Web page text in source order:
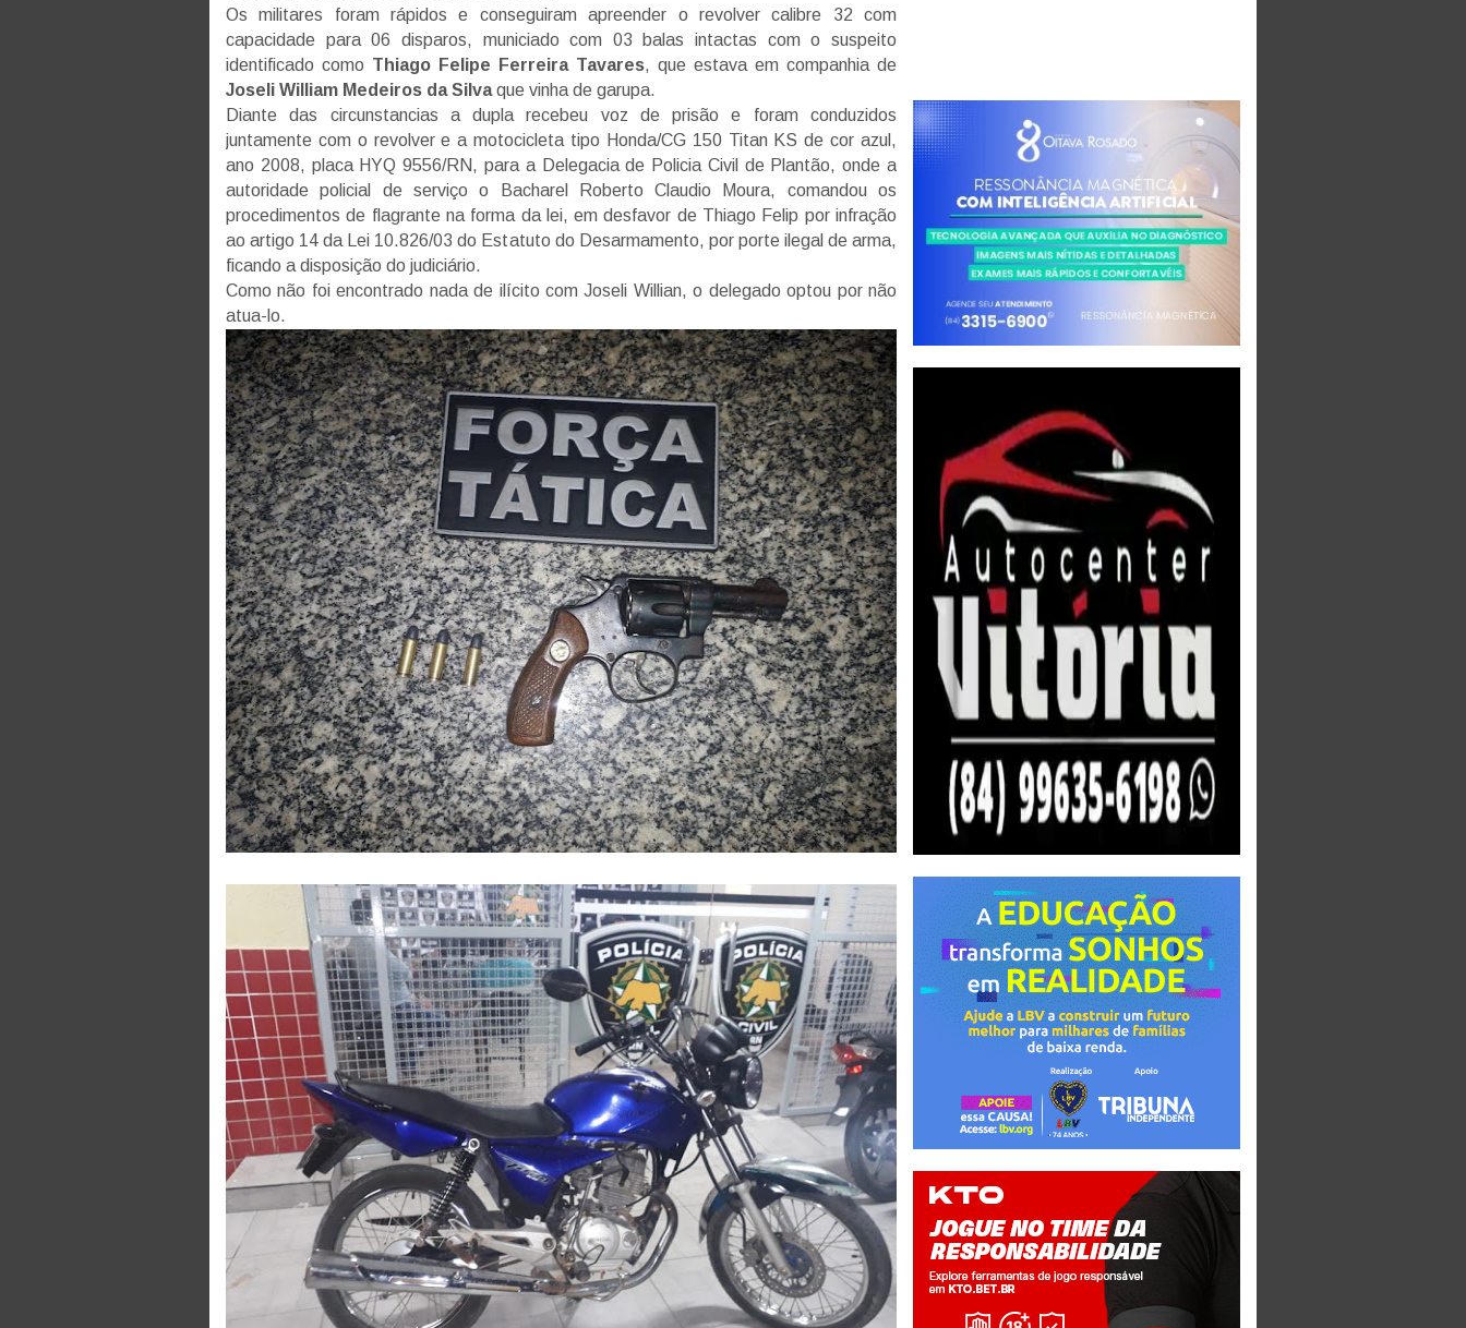
Os militares foram rápidos e conseguiram apreender o revolver calibre 32 com
capacidade para 06 disparos, municiado com 03 balas intactas com o suspeito
identificado como Thiago Felipe Ferreira Tavares, que estava em companhia de
Joseli William Medeiros da Silvaque vinha de garupa.
Diante das circunstancias a dupla recebeu voz de prisão e foram conduzidos
juntamente com o revolver e a motocicleta tipo Honda/CG 150 Titan KS de cor azul,
ano 2008, placa HYQ 9556/RN, para a Delegacia de Policia Civil de Plantão, onde a
autoridade policial de serviço o Bacharel Roberto Claudio Moura, comandou os
procedimentos de flagrante na forma da lei, em desfavor de Thiago Felip por infração
ao artigo 14 da Lei 10.826/03 do Estatuto do Desarmamento, por porte ilegal de arma,
ficando a disposição do judiciário.
Como não foi encontrado nada de ilícito com Joseli Willian, o delegado optou por não
atua-lo.